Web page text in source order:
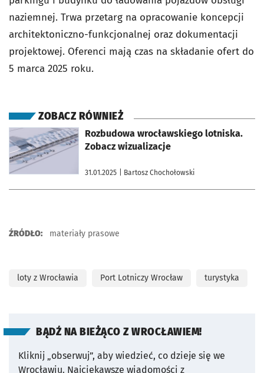
naziemnej. Trwa przetarg na opracowanie koncepcji
architektoniczno-funkcjonalnej oraz dokumentacji
projektowej. Oferenci mają czas na składanie ofert do
5 marca 2025 roku.
ZOBACZ RÓWNIEŻ
Rozbudowa wrocławskiego lotniska.
Zobacz wizualizacje
31.01.2025 | Bartosz Chochołowski
otworzy się w nowej karcie
ŹRÓDŁO: materiały prasowe
loty z Wrocławia Port Lotniczy Wrocław turystyka
BĄDŹ NA BIEŻĄCO Z WROCŁAWIEM!
Kliknij „obserwuj”, aby wiedzieć, co dzieje się we
Wrocławiu. Najciekawsze wiadomości z